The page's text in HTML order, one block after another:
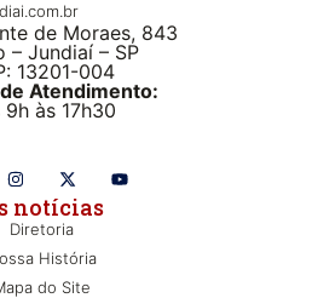
Diretoria
História
do Site
notícias
de Moraes, 843
– Jundiaí – SP
13201-004
Atendimento:
9h às 17h30